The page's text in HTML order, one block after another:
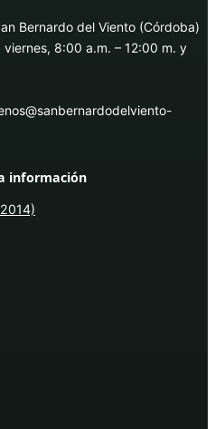
Bernardo del Viento (Córdoba)
8:00 a.m. – 12:00 m. y
información